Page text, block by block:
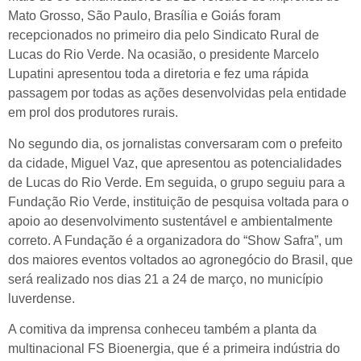
Mato Grosso, São Paulo, Brasília e Goiás foram
recepcionados no primeiro dia pelo Sindicato Rural de
Lucas do Rio Verde. Na ocasião, o presidente Marcelo
Lupatini apresentou toda a diretoria e fez uma rápida
passagem por todas as ações desenvolvidas pela entidade
em prol dos produtores rurais.
No segundo dia, os jornalistas conversaram com o prefeito
da cidade, Miguel Vaz, que apresentou as potencialidades
de Lucas do Rio Verde. Em seguida, o grupo seguiu para a
Fundação Rio Verde, instituição de pesquisa voltada para o
apoio ao desenvolvimento sustentável e ambientalmente
correto. A Fundação é a organizadora do “Show Safra”, um
dos maiores eventos voltados ao agronegócio do Brasil, que
será realizado nos dias 21 a 24 de março, no município
luverdense.
A comitiva da imprensa conheceu também a planta da
multinacional FS Bioenergia, que é a primeira indústria do